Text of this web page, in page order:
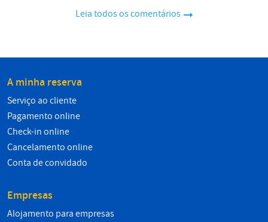
Leia todos os comentários
A minha reserva
Serviço ao cliente
Pagamento online
Check-in online
Cancelamento online
Conta de convidado
Empresas
Alojamento para empresas